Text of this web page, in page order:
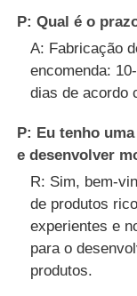
P: Qual é o
A: Fabricação
encomenda:
dias de acordo
P: Eu tenho
e desenvolver
R: Sim, bem-
de produtos
experientes e
para o
produtos.